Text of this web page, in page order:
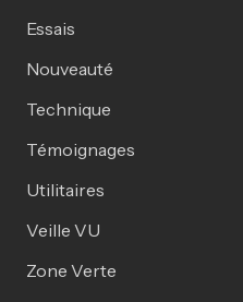
Essais
Nouveauté
Technique
Témoignages
Utilitaires
Veille VU
Zone Verte